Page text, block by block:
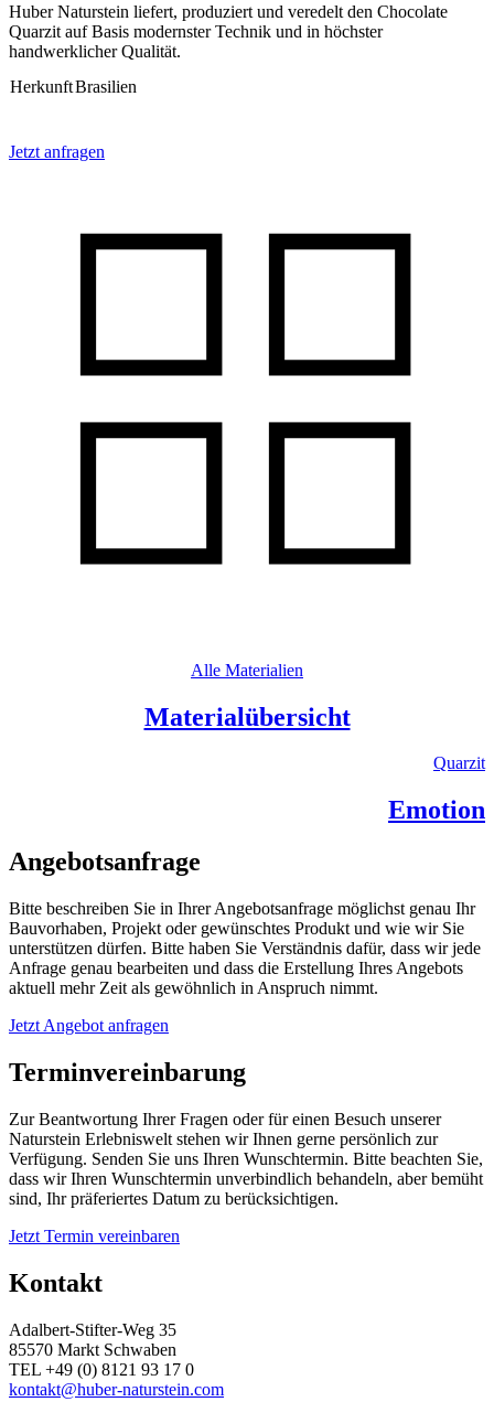
Huber Naturstein liefert, produziert und veredelt den Chocolate
Quarzit auf Basis modernster Technik und in höchster
handwerklicher Qualität.
HerkunftBrasilien
Jetzt anfragen
Alle Materialien
Materialübersicht
Quarzit
Emotion
Angebotsanfrage
Bitte beschreiben Sie in Ihrer Angebotsanfrage möglichst genau Ihr
Bauvorhaben, Projekt oder gewünschtes Produkt und wie wir Sie
unterstützen dürfen. Bitte haben Sie Verständnis dafür, dass wir jede
Anfrage genau bearbeiten und dass die Erstellung Ihres Angebots
aktuell mehr Zeit als gewöhnlich in Anspruch nimmt.
Jetzt Angebot anfragen
Terminvereinbarung
Zur Beantwortung Ihrer Fragen oder für einen Besuch unserer
Naturstein Erlebniswelt stehen wir Ihnen gerne persönlich zur
Verfügung. Senden Sie uns Ihren Wunschtermin. Bitte beachten Sie,
dass wir Ihren Wunschtermin unverbindlich behandeln, aber bemüht
sind, Ihr präferiertes Datum zu berücksichtigen.
Jetzt Termin vereinbaren
Kontakt
Adalbert-Stifter-Weg 35
85570 Markt Schwaben
TEL +49 (0) 8121 93 17 0
kontakt@huber-naturstein.com